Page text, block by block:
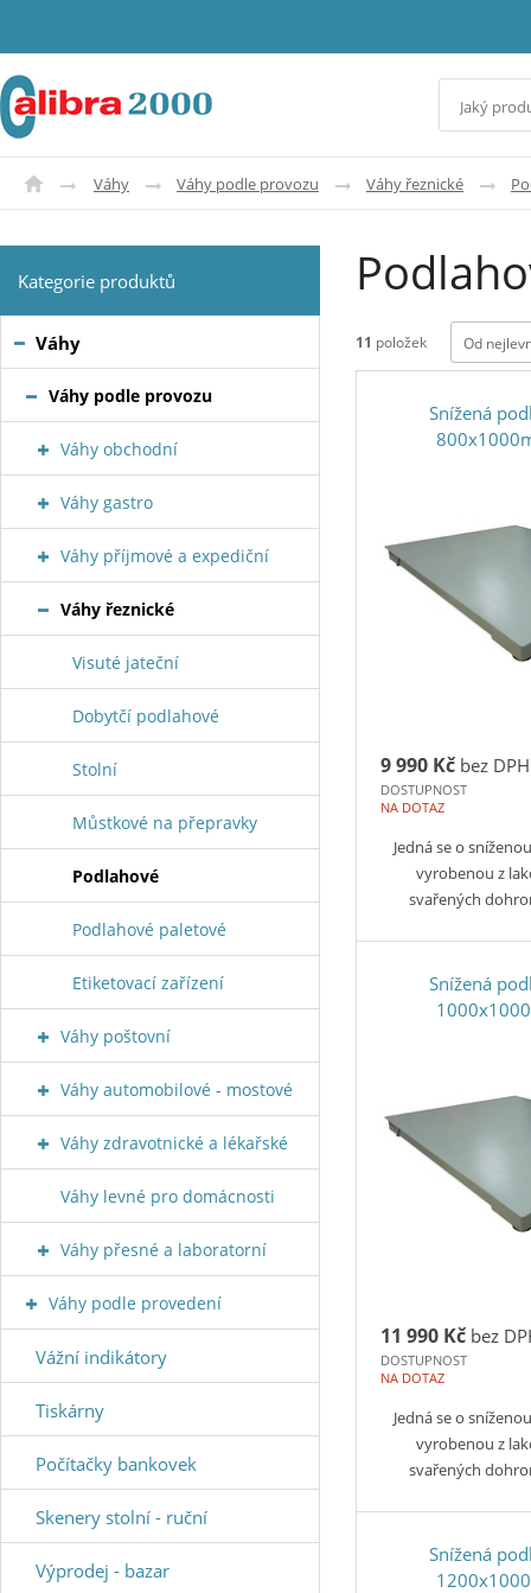
Váhy Váhy podle provozu Váhy řeznické
11 položek Od
Snížená
9 990 Kč bez DPH
DOSTUPNOST
NA DOTAZ
Jedná se o
vyrobenou z
svařených
Snížená
11 990 Kč bez
DOSTUPNOST
NA DOTAZ
Jedná se o
vyrobenou z
svařených
Snížená
Kategorie produktů
Váhy
Váhy podle provozu
Váhy obchodní
Váhy gastro
Váhy příjmové a expediční
Váhy řeznické
Visuté jateční
Dobytčí podlahové
Stolní
Můstkové na přepravky
Podlahové
Podlahové paletové
Etiketovací zařízení
Váhy poštovní
Váhy automobilové - mostové
Váhy zdravotnické a lékařské
Váhy levné pro domácnosti
Váhy přesné a laboratorní
Váhy podle provedení
Vážní indikátory
Tiskárny
Počítačky bankovek
Skenery stolní - ruční
Výprodej - bazar